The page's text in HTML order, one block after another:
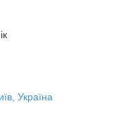
Україна